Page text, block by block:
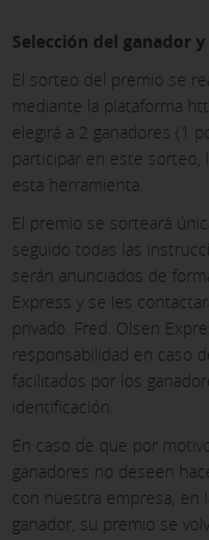
Selección del ganador
El sorteo del premio se
mediante la plataforma
elegirá a 2 ganadores (1
participar en este sorteo,
esta herramienta.
El premio se sorteará
seguido todas las
serán anunciados de
Express y se les
privado. Fred. Olsen
responsabilidad en caso
facilitados por los
identificación.
En caso de que por
ganadores no deseen
con nuestra empresa, en
ganador, su premio se